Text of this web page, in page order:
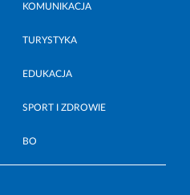
KOMUNIKACJA
TURYSTYKA
EDUKACJA
SPORT I ZDROWIE
BO